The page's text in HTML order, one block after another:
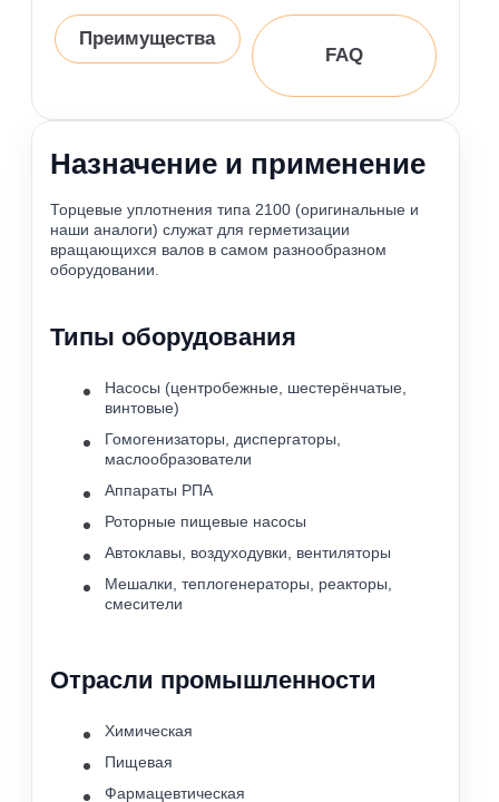
Преимущества
FAQ
Назначение и применение
Торцевые уплотнения типа 2100 (оригинальные и
наши аналоги) служат для герметизации
вращающихся валов в самом разнообразном
оборудовании.
Типы оборудования
Насосы (центробежные, шестерёнчатые,
винтовые)
Гомогенизаторы, диспергаторы,
маслообразователи
Аппараты РПА
Роторные пищевые насосы
Автоклавы, воздуходувки, вентиляторы
Мешалки, теплогенераторы, реакторы,
смесители
Отрасли промышленности
Химическая
Пищевая
Фармацевтическая